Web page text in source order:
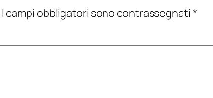
I campi obbligatori sono contrassegnati *